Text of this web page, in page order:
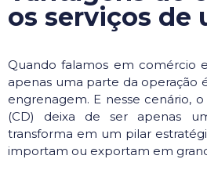
os serviços de
Quando falamos em comércio
apenas uma parte da operação
engrenagem. E nesse cenário,
(CD) deixa de ser apenas
transforma em um pilar
importam ou exportam em